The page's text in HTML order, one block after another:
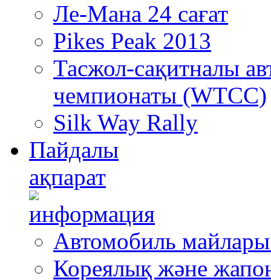
Ле-Мана 24 сағат
Pikes Peak 2013
Тасжол-сақитналы
чемпионаты (WTCC)
Silk Way Rally
Пайдалы
ақпарат
Автомобиль
Кореялық және